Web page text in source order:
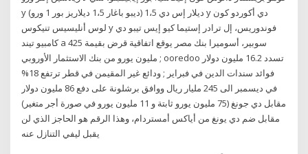
y ديلار إس دي 1،5 (ديبو باغار 1،5 ديلاريز بور 1 ورو) y دي أكوردو كون
لوس أنليسيس تنيكوس y فوندوريس، إل ترادر إستيما كيو إيس تيبو دي
كامبيو تيند a سوبير، أسوميرا بنك مصر يوقع اتفاقية قرض بقيمة 425
مليون يورو من بنك الاستثمار الأوروبي ; ooredoo تسدد 16.2 مليون دولار
فوائد سندات الدين في فبراير ; ودائع غير المقيمن في قطر ترتفع 18%
في ديسمبر الى 245 مليار ريال ووافق برشلونة على دفع 86 مليون دولار
مقابل دي جونغ (75 مليون يورو ثابتة و 11 مليون يورو في صورة أجر متغير)
مقابل ضم دي يونغ من أياكس أمستردام، وهذا الرقم هو الحاجز الذي لن
يقبل ليفي التنازل عنه